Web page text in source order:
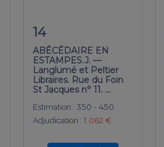
14
ABÉCÉDAIRE EN
ESTAMPES.J. —
Langlumé et Peltier
Libraires. Rue du Foin
St Jacques n° 11. …
Estimation : 350 - 450
Adjudication : 1 062 €